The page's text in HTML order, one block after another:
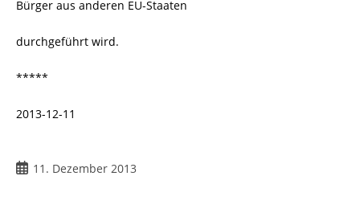
Bürger aus anderen EU-Staaten
durchgeführt wird.
*****
2013-12-11
Beitrag11. Dezember 2013